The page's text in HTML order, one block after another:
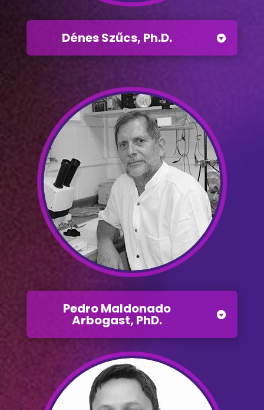
Dénes Szűcs, Ph.D.
Pedro Maldonado
Arbogast, PhD.